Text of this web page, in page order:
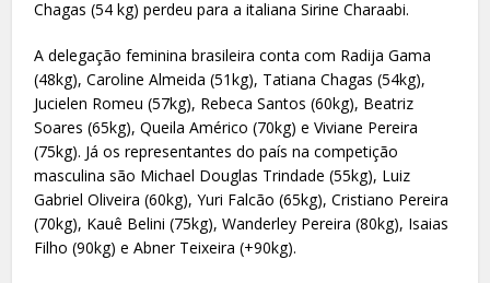
Chagas (54 kg) perdeu para a italiana Sirine Charaabi.
A delegação feminina brasileira conta com Radija Gama
(48kg), Caroline Almeida (51kg), Tatiana Chagas (54kg),
Jucielen Romeu (57kg), Rebeca Santos (60kg), Beatriz
Soares (65kg), Queila Américo (70kg) e Viviane Pereira
(75kg). Já os representantes do país na competição
masculina são Michael Douglas Trindade (55kg), Luiz
Gabriel Oliveira (60kg), Yuri Falcão (65kg), Cristiano Pereira
(70kg), Kauê Belini (75kg), Wanderley Pereira (80kg), Isaias
Filho (90kg) e Abner Teixeira (+90kg).